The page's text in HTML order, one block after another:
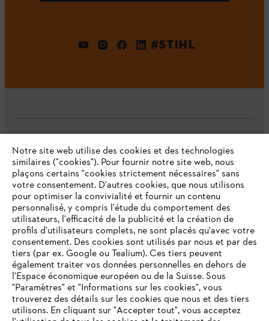
#STIHL
L'Entreprise
Questions fréquentes
Service
Politique de protection des données
VOTRE NAVIGATEUR INTERNET
N'EST PLUS PRIS EN CHARGE
Notre site web utilise des cookies et des technologies
similaires ("cookies"). Pour fournir notre site web, nous
plaçons certains "cookies strictement nécessaires" sans
votre consentement. D'autres cookies, que nous utilisons
pour optimiser la convivialité et fournir un contenu
personnalisé, y compris l'étude du comportement des
utilisateurs, l'efficacité de la publicité et la création de
profils d'utilisateurs complets, ne sont placés qu'avec votre
consentement. Des cookies sont utilisés par nous et par des
tiers (par ex. Google ou Tealium). Ces tiers peuvent
également traiter vos données personnelles en dehors de
l'Espace économique européen ou de la Suisse. Sous
"Paramètres" et "Informations sur les cookies", vous
trouverez des détails sur les cookies que nous et des tiers
utilisons. En cliquant sur "Accepter tout", vous acceptez